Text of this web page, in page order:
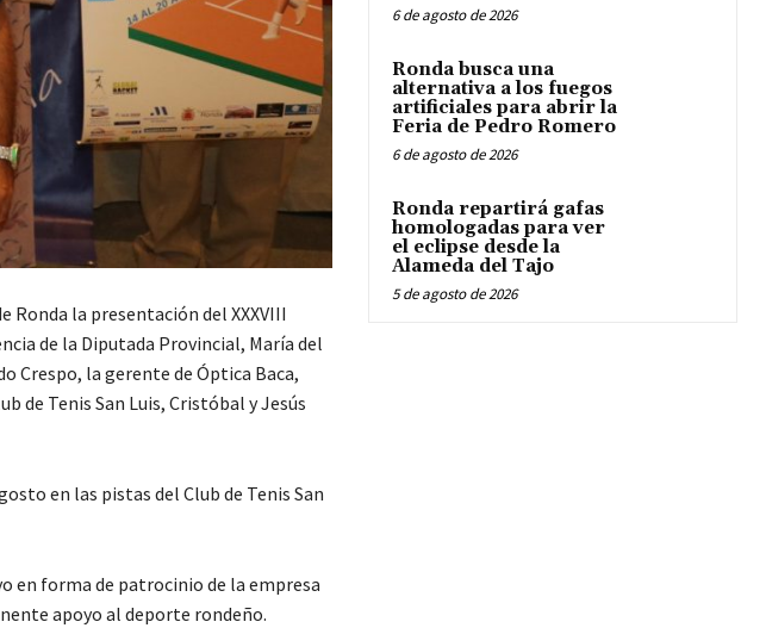
Ronda la presentación del XXXVIII
de la Diputada Provincial, María del
Crespo, la gerente de Óptica Baca,
de Tenis San Luis, Cristóbal y Jesús
en las pistas del Club de Tenis San
en forma de patrocinio de la empresa
apoyo al deporte rondeño.
6 de agosto de 2026
Ronda busca una
alternativa a los fuegos
artificiales para abrir la
Feria de Pedro Romero
6 de agosto de 2026
Ronda repartirá gafas
homologadas para ver
el eclipse desde la
Alameda del Tajo
5 de agosto de 2026